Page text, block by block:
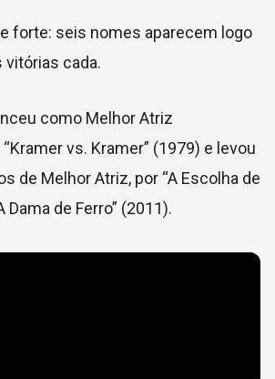
forte: seis nomes aparecem logo
cada.
como Melhor Atriz
vs. Kramer” (1979) e levou
de Melhor Atriz, por “A Escolha de
Dama de Ferro” (2011).